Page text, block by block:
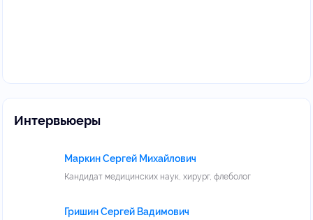
Интервьюеры
Маркин Сергей Михайлович
Кандидат медицинских наук, хирург, флеболог
Гришин Сергей Вадимович